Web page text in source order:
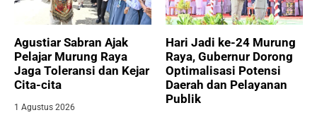
Agustiar Sabran Ajak
Pelajar Murung Raya
Jaga Toleransi dan Kejar
Cita-cita
1 Agustus 2026
Hari Jadi ke-24 Murung
Raya, Gubernur Dorong
Optimalisasi Potensi
Daerah dan Pelayanan
Publik